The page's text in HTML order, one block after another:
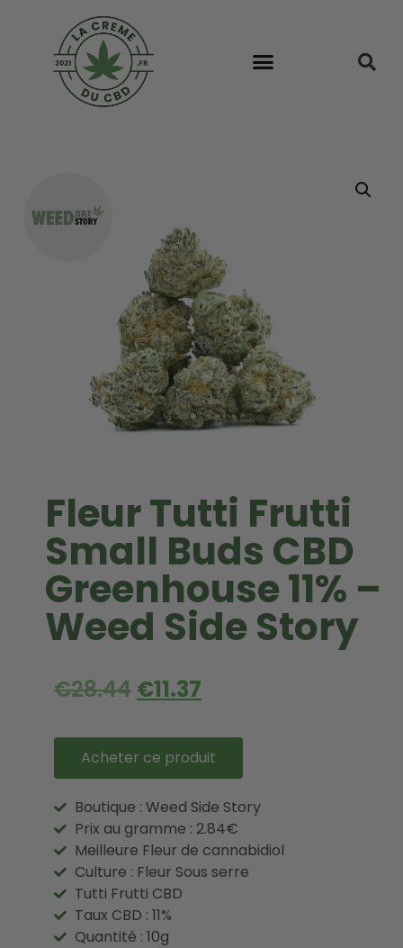
Fleur Tutti Frutti
Small Buds CBD
Greenhouse 11% –
Weed Side Story
€28.44 €11.37
Acheter ce produit
Boutique : Weed Side Story
Prix au gramme : 2.84€
Meilleure Fleur de cannabidiol
Culture : Fleur Sous serre
Tutti Frutti CBD
Taux CBD : 11%
Quantité : 10g